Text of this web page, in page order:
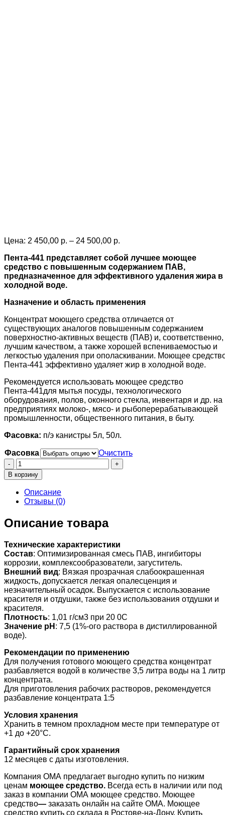
Цена: 2 450,00 р. – 24 500,00 р.
2
450,00 р.
through
Пента-441 представляет собой лучшее моющее
средство с повышенным содержанием ПАВ,
предназначенное для эффективного удаления жира в
холодной воде.
Назначение и область применения
Концентрат моющего средства отличается от
существующих аналогов повышенным содержанием
поверхностно-активных веществ (ПАВ) и, соответственно,
лучшим качеством, а также хорошей вспениваемостью и
легкостью удаления при ополаскивании. Моющее
Пента-441 эффективно удаляет жир в холодной воде.
Рекомендуется использовать моющее средство
Пента-441для мытья посуды, технологического
оборудования, полов, оконного стекла, инвентаря и др. на
предприятиях молоко-, мясо- и рыбоперерабатывающей
промышленности, общественного питания, в быту.
Фасовка: п/э канистры 5л, 50л.
Фасовка
Очистить
Количество
товара
Пента-441
В корзину
Описание
Отзывы (0)
Описание товара
Технические характеристики
Состав: Оптимизированная смесь ПАВ, ингибиторы
коррозии, комплексообразователи, загуститель.
Внешний вид: Вязкая прозрачная слабоокрашенная
жидкость, допускается легкая опалесценция и
незначительный осадок. Выпускается с использование
красителя и отдушки, также без использования отдушки и
красителя.
Плотность: 1,01 г/см3 при 20 0С
Значение pH : 7,5 (1%-ого раствора в дистиллированной
воде).
Рекомендации по применению
Для получения готового моющего средства концентрат
разбавляется водой в количестве 3,5 литра воды на 1 литр
концентрата.
Для приготовления рабочих растворов, рекомендуется
разбавление концентрата 1:5
Условия хранения
Хранить в темном прохладном месте при температуре от
+1 до +20°С.
Гарантийный срок хранения
12 месяцев с даты изготовления.
Компания ОМА предлагает выгодно купить по низким
ценам моющее средство. Всегда есть в наличии или под
заказ в компании ОМА моющее средство. Моющее
средство— заказать онлайн на сайте ОМА. Моющее
средство купить со склада в Ростове-на-Дону. Купить